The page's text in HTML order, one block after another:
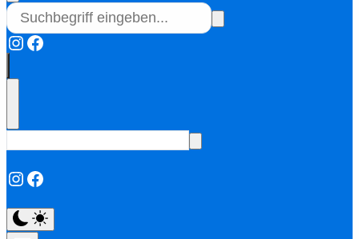
Instagram
Facebook
Instagram
Facebook